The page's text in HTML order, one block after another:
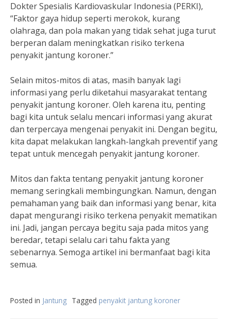
Dokter Spesialis Kardiovaskular Indonesia (PERKI),
“Faktor gaya hidup seperti merokok, kurang
olahraga, dan pola makan yang tidak sehat juga turut
berperan dalam meningkatkan risiko terkena
penyakit jantung koroner.”
Selain mitos-mitos di atas, masih banyak lagi
informasi yang perlu diketahui masyarakat tentang
penyakit jantung koroner. Oleh karena itu, penting
bagi kita untuk selalu mencari informasi yang akurat
dan terpercaya mengenai penyakit ini. Dengan begitu,
kita dapat melakukan langkah-langkah preventif yang
tepat untuk mencegah penyakit jantung koroner.
Mitos dan fakta tentang penyakit jantung koroner
memang seringkali membingungkan. Namun, dengan
pemahaman yang baik dan informasi yang benar, kita
dapat mengurangi risiko terkena penyakit mematikan
ini. Jadi, jangan percaya begitu saja pada mitos yang
beredar, tetapi selalu cari tahu fakta yang
sebenarnya. Semoga artikel ini bermanfaat bagi kita
semua.
Posted in Jantung Tagged penyakit jantung koroner